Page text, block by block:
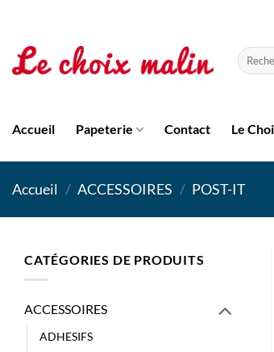
contenu
pour :
Accueil Papeterie Contact Le
Accueil / ACCESSOIRES / POST-IT
CATÉGORIES DE PRODUITS
ACCESSOIRES
ADHESIFS